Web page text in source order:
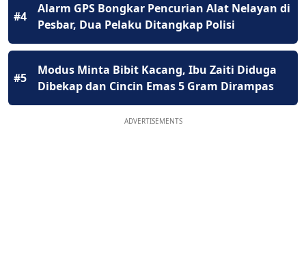
#4
Alarm GPS Bongkar Pencurian Alat Nelayan di
Pesbar, Dua Pelaku Ditangkap Polisi
#5
Modus Minta Bibit Kacang, Ibu Zaiti Diduga
Dibekap dan Cincin Emas 5 Gram Dirampas
ADVERTISEMENTS